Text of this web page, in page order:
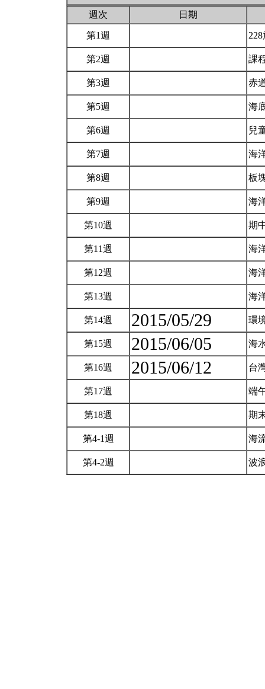
週次 日期
第1週
第2週 課
第3週 赤
第5週 海
第6週 兒
第7週 海
第8週 板
第9週 海
第10週 期
第11週 海
第12週 海
第13週 海
第14週 2015/05/29 環
第15週 2015/06/05 海
第16週 2015/06/12 台
第17週 端
第18週 期
第4-1週 海
第4-2週 波